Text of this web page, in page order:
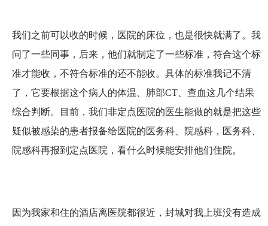
我们之前可以收的时候，医院的床位，也是很快就满了。我
问了一些同事，后来，他们就制定了一些标准，符合这个标
准才能收，不符合标准的还不能收。具体的标准我记不清
了，它要根据这个病人的体温、肺部CT、查血这几个结果
综合判断。目前，我们非定点医院的医生能做的就是把这些
疑似被感染的患者报备给医院的医务科、院感科，医务科、
院感科再报到定点医院，看什么时候能安排他们住院。
因为我家和住的酒店离医院都很近，封城对我上班没有造成